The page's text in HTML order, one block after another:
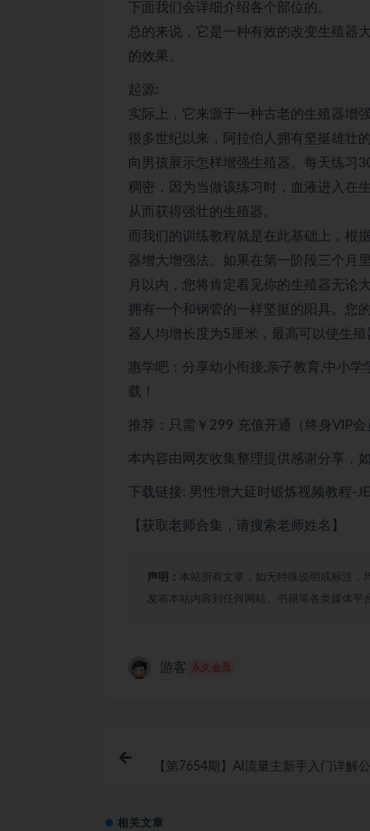
下面我们会详细介绍各个部位的。
总的来说，它是一种有效的改变生殖器
的效果。
起源:
实际上，它来源于一种古老的生殖器增
很多世纪以来，阿拉伯人拥有坚挺雄壮
向男孩展示怎样增强生殖器。每天练习
稠密，因为当做该练习时，血液进入在
从而获得强壮的生殖器。
而我们的训练教程就是在此基础上，根
器增大增强法。如果在第一阶段三个月
月以内，您将肯定看见你的生殖器无论
拥有一个和钢管的一样坚挺的阳具。您
器人均增长度为5厘米，最高可以使生殖
惠学吧：分享幼小衔接,亲子教育,中小
载！
推荐：只需￥299 充值开通（终身VIP会
本内容由网友收集整理提供感谢分享，
下载链接: 男性增大延时锻炼视频教程-
【获取老师合集，请搜索老师姓名】
声明： 本站所有文章，如无特殊说明或标注，
发布本站内容到任何网站、书籍等各类媒体平
游客 永久会员
【第7654期】AI流量主新手入门详解
相关文章